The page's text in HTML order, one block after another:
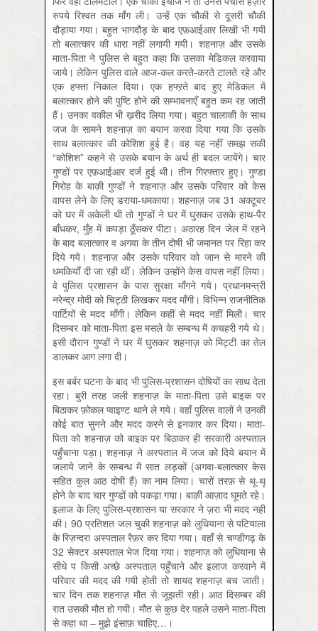
रुपये रिश्वत तक माँग ली। उन्हें एक चौकी से दूसरी चौकी
दौड़ाया गया। बहुत भागदौड़ के बाद एफ़आईआर लिखी भी गयी
तो बलात्कार की धारा नहीं लगायी गयी। शहनाज़ और उसके
माता-पिता ने पुलिस से बहुत कहा कि उसका मेडिकल करवाया
जाये। लेकिन पुलिस वाले आज-कल करते-करते टालते रहे और
एक हफ्ता निकाल दिया। एक हफ्ऱते बाद हुए मेडिकल में
बलात्कार होने की पुष्टि होने की सम्भावनाएँ बहुत कम रह जाती
हैं। उनका वकील भी ख़रीद लिया गया। बहुत चालाकी के साथ
जज के सामने शहनाज़ का बयान करवा दिया गया कि उसके
साथ बलात्कार की कोशिश हुई है। वह यह नहीं समझ सकी
“कोशिश” कहने से उसके बयान के अर्थ ही बदल जायेंगे। चार
गुण्डों पर एफ़आईआर दर्ज हुई थी। तीन गिरफ्तार हुए। गुण्डा
गिरोह के बाक़ी गुण्डों ने शहनाज़ और उसके परिवार को केस
वापस लेने के लिए डराया-धमकाया। शहनाज़ जब 31 अक्टूबर
को घर में अकेली थी तो गुण्डों ने घर में घुसकर उसके हाथ-पैर
बाँधकर, मुँह में कपड़ा ठूँसकर पीटा। अठारह दिन जेल में रहने
के बाद बलात्कार व अगवा के तीन दोषी भी जमानत पर रिहा कर
दिये गये। शहनाज़ और उसके परिवार को जान से मारने की
धमकियाँ दी जा रही थीं। लेकिन उन्होंने केस वापस नहीं लिया।
वे पुलिस प्रशासन के पास सुरक्षा माँगने गये। प्रधानमन्त्री
नरेन्द्र मोदी को चिट्ठी लिखकर मदद माँगी। विभिन्न राजनीतिक
पार्टियों से मदद माँगी। लेकिन कहीं से मदद नहीं मिली। चार
दिसम्बर को माता-पिता इस मसले के सम्बन्ध में कचहरी गये थे।
इसी दौरान गुण्डों ने घर में घुसकर शहनाज़ को मिट्टी का तेल
डालकर आग लगा दी।
इस बर्बर घटना के बाद भी पुलिस-प्रशासन दोषियों का साथ देता
रहा। बुरी तरह जली शहनाज़ के माता-पिता उसे बाइक पर
बिठाकर फ़ोकल प्वाइण्ट थाने ले गये। वहाँ पुलिस वालों ने उनकी
कोई बात सुनने और मदद करने से इनकार कर दिया। माता-
पिता को शहनाज़ को बाइक पर बिठाकर ही सरकारी अस्पताल
पहुँचाना पड़ा। शहनाज़ ने अस्पताल में जज को दिये बयान में
जलाये जाने के सम्बन्ध में सात लड़कों (अगवा-बलात्कार केस
सहित कुल आठ दोषी हैं) का नाम लिया। चारों तरफ़ से थू-थू
होने के बाद चार गुण्डों को पकड़ा गया। बाक़ी आज़ाद घूमते रहे।
इलाज के लिए पुलिस-प्रशासन या सरकार ने ज़रा भी मदद नहीं
की। 90 प्रतिशत जल चुकी शहनाज़ को लुधियाना से पटियाला
के रिज़न्दरा अस्पताल रैफ़र कर दिया गया। वहाँ से चण्डीगढ़ के
32 सेक्टर अस्पताल भेज दिया गया। शहनाज़ को लुधियाना से
सीधे प किसी अच्छे अस्पताल पहुँचाने और इलाज करवाने में
परिवार की मदद की गयी होती तो शायद शहनाज़ बच जाती।
चार दिन तक शहनाज़ मौत से जूझती रही। आठ दिसम्बर की
रात उसकी मौत हो गयी। मौत से कुछ देर पहले उसने माता-पिता
से कहा था – मुझे इंसाफ़ चाहिए…।